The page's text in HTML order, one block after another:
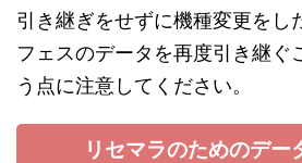
引き継ぎをせずに機種変更をし
フェスのデータを再度引き継ぐ
う点に注意してください。
リセマラのためのデー